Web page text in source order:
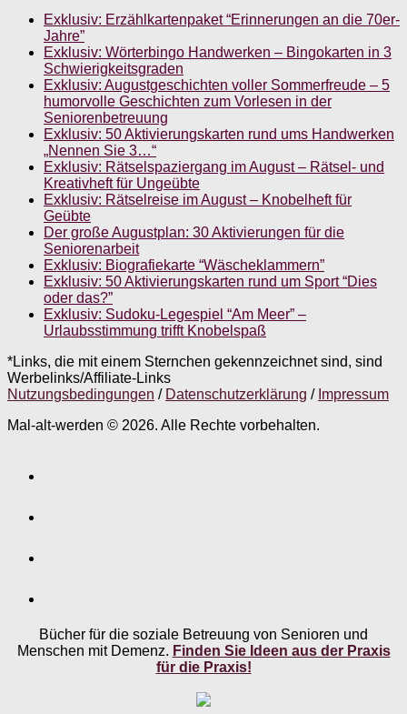
Exklusiv: Erzählkartenpaket “Erinnerungen an die 70er-
Jahre”
Exklusiv: Wörterbingo Handwerken – Bingokarten in 3
Schwierigkeitsgraden
Exklusiv: Augustgeschichten voller Sommerfreude – 5
humorvolle Geschichten zum Vorlesen in der
Seniorenbetreuung
Exklusiv: 50 Aktivierungskarten rund ums Handwerken
„Nennen Sie 3…“
Exklusiv: Rätselspaziergang im August – Rätsel- und
Kreativheft für Ungeübte
Exklusiv: Rätselreise im August – Knobelheft für
Geübte
Der große Augustplan: 30 Aktivierungen für die
Seniorenarbeit
Exklusiv: Biografiekarte “Wäscheklammern”
Exklusiv: 50 Aktivierungskarten rund um Sport “Dies
oder das?”
Exklusiv: Sudoku-Legespiel “Am Meer” –
Urlaubsstimmung trifft Knobelspaß
*Links, die mit einem Sternchen gekennzeichnet sind, sind
Werbelinks/Affiliate-Links
Nutzungsbedingungen / Datenschutzerklärung / Impressum
Mal-alt-werden © 2026. Alle Rechte vorbehalten.
Bücher für die soziale Betreuung von Senioren und
Menschen mit Demenz. Finden Sie Ideen aus der Praxis
für die Praxis!